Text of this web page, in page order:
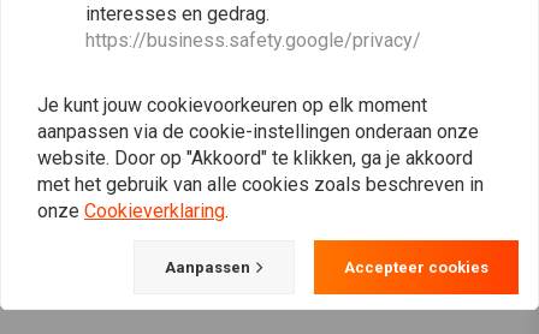
MOTOGADGET
€96,11 €10,85
interesses en gedrag.
https://business.safety.google/privacy/
Je kunt jouw cookievoorkeuren op elk moment
aanpassen via de cookie-instellingen onderaan onze
website. Door op "Akkoord" te klikken, ga je akkoord
met het gebruik van alle cookies zoals beschreven in
onze Cookieverklaring.
Aanpassen Accepteer cookies